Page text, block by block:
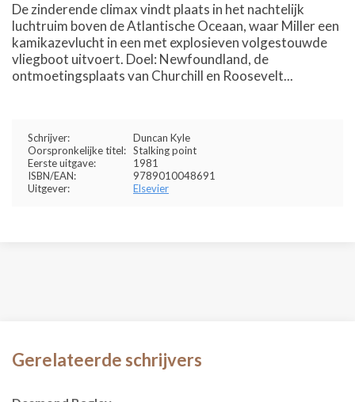
De zinderende climax vindt plaats in het nachtelijk
luchtruim boven de Atlantische Oceaan, waar Miller een
kamikazevlucht in een met explosieven volgestouwde
vliegboot uitvoert. Doel: Newfoundland, de
ontmoetingsplaats van Churchill en Roosevelt...
Schrijver:
Duncan Kyle
Oorspronkelijke titel: Stalking point
Eerste uitgave:
1981
ISBN/EAN:
9789010048691
Uitgever:
Elsevier
Gerelateerde schrijvers